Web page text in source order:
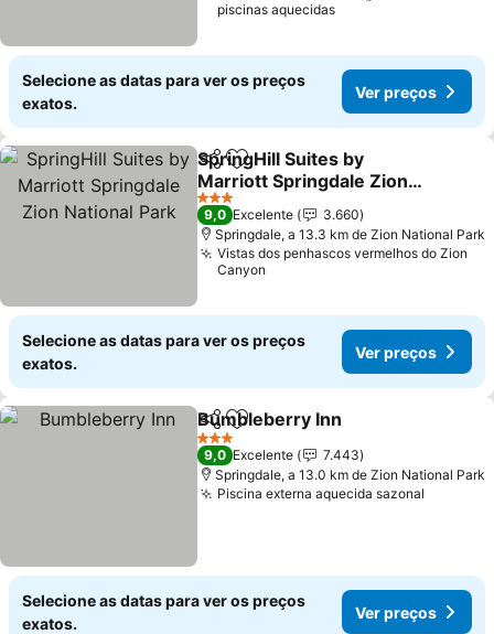
piscinas aquecidas
Selecione as datas para ver os preços
exatos.
Ver preços
PartilharAdicionar aos favoritos
SpringHill Suites by
Marriott Springdale Zion
National Park
Ver preços
3 Estrelas
9,0 Excelente
3.660
Springdale, a 13.3 km de Zion National Park
Vistas dos penhascos vermelhos do Zion
Canyon
Selecione as datas para ver os preços
exatos.
Ver preços
PartilharAdicionar aos favoritos
Bumbleberry Inn
3 Estrelas
9,0 Excelente
7.443
Springdale, a 13.0 km de Zion National Park
Piscina externa aquecida sazonal
Selecione as datas para ver os preços
exatos.
Ver preços